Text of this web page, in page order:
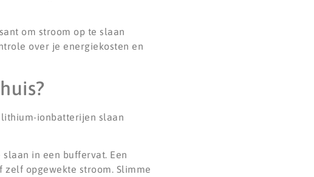
om stroom op te slaan
over je energiekosten en
ionbatterijen slaan
in een buffervat. Een
opgewekte stroom. Slimme